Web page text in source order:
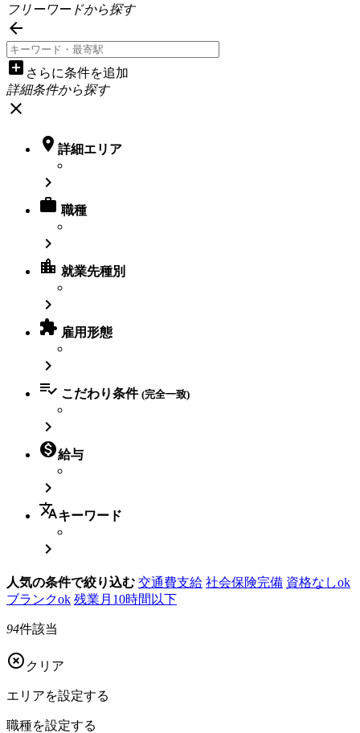
フリーワードから探す

add_box さらに条件を追加
詳細条件から探す
close
 詳細エリア

 職種

location_city 就業先種別

 雇用形態

 こだわり条件 (完全一致)

給与

translateキーワード

人気の条件で絞り込む 交通費支給 社会保険完備 資格なしok
ブランクok 残業月10時間以下
94件該当
 クリア
エリアを設定する
職種を設定する